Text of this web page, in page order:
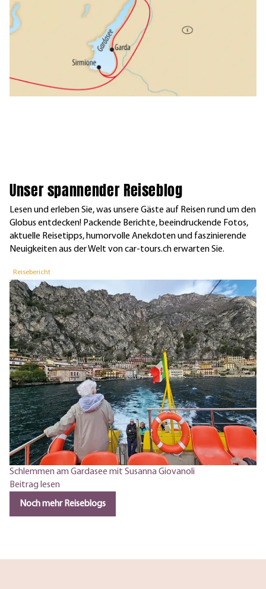
Unser spannender Reiseblog
Lesen und erleben Sie, was unsere Gäste auf Reisen rund um den
Globus entdecken! Packende Berichte, beeindruckende Fotos,
aktuelle Reisetipps, humorvolle Anekdoten und faszinierende
Neuigkeiten aus der Welt von car-tours.ch erwarten Sie.
Reisebericht
Schlemmen am Gardasee mit Susanna Giovanoli
Beitrag lesen
Noch mehr Reiseblogs